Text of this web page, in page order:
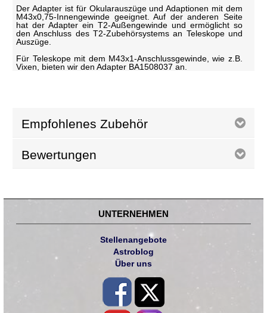
Der Adapter ist für Okularauszüge und Adaptionen mit dem
M43x0,75-Innengewinde geeignet. Auf der anderen Seite
hat der Adapter ein T2-Außengewinde und ermöglicht so
den Anschluss des T2-Zubehörsystems an Teleskope und
Auszüge.
Für Teleskope mit dem M43x1-Anschlussgewinde, wie z.B.
Vixen, bieten wir den Adapter BA1508037 an.
Empfohlenes Zubehör
Bewertungen
UNTERNEHMEN
Stellenangebote
Astroblog
Über uns